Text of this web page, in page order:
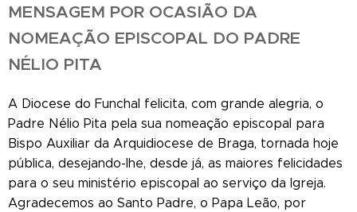
MENSAGEM POR OCASIÃO DA
NOMEAÇÃO EPISCOPAL DO PADRE
NÉLIO PITA
A Diocese do Funchal felicita, com grande alegria, o
Padre Nélio Pita pela sua nomeação episcopal para
Bispo Auxiliar da Arquidiocese de Braga, tornada hoje
pública, desejando-lhe, desde já, as maiores felicidades
para o seu ministério episcopal ao serviço da Igreja.
Agradecemos ao Santo Padre, o Papa Leão, por